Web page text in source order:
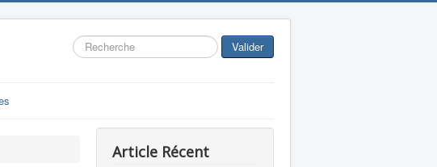
Rechercher Valider
Article Récent